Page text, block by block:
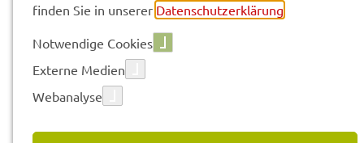
Vorle­sen
SERVICE­LEIS­TUN­GEN & INFOR­
MA­TIO­NEN
finden Sie in unserer Datenschutzerklärung
Notwendige Cookies
Externe Medien
Webanalyse